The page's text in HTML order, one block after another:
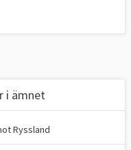
Ukraina utgör
avtal som
säger Carina
i ämnet
Ryssland